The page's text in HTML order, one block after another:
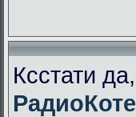
Ксстати да,
РадиоКоте